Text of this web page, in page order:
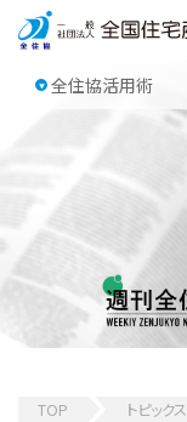
全住協活用術
TOP トピックス